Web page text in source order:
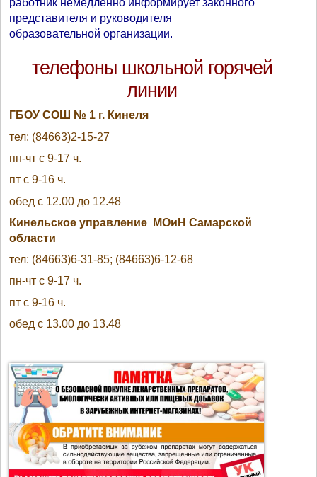
работник немедленно информирует законного
представителя и руководителя
образовательной организации.
телефоны школьной горячей
линии
ГБОУ СОШ № 1 г. Кинеля
тел: (84663)2-15-27
пн-чт с 9-17 ч.
пт с 9-16 ч.
обед с 12.00 до 12.48
Кинельское управление МОиН Самарской
области
тел: (84663)6-31-85; (84663)6-12-68
пн-чт с 9-17 ч.
пт с 9-16 ч.
обед с 13.00 до 13.48